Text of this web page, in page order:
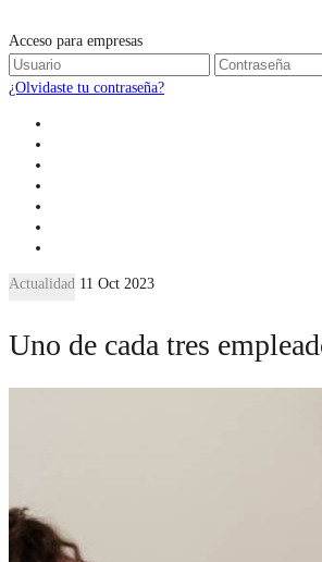
Acceso para empresas
¿Olvidaste tu contraseña?
Actualidad 11 Oct 2023
Uno de cada tres